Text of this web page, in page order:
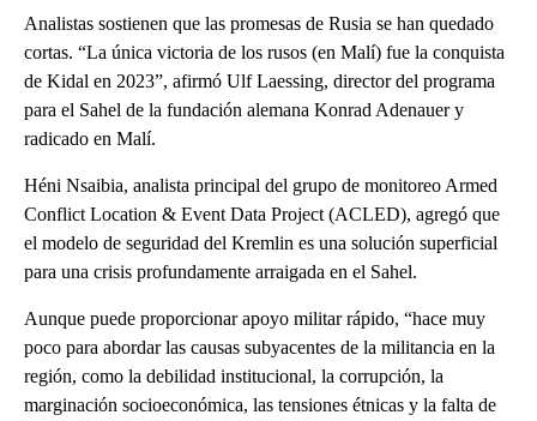
Analistas sostienen que las promesas de Rusia se han quedado
cortas. “La única victoria de los rusos (en Malí) fue la conquista
de Kidal en 2023”, afirmó Ulf Laessing, director del programa
para el Sahel de la fundación alemana Konrad Adenauer y
radicado en Malí.
Héni Nsaibia, analista principal del grupo de monitoreo Armed
Conflict Location & Event Data Project (ACLED), agregó que
el modelo de seguridad del Kremlin es una solución superficial
para una crisis profundamente arraigada en el Sahel.
Aunque puede proporcionar apoyo militar rápido, “hace muy
poco para abordar las causas subyacentes de la militancia en la
región, como la debilidad institucional, la corrupción, la
marginación socioeconómica, las tensiones étnicas y la falta de